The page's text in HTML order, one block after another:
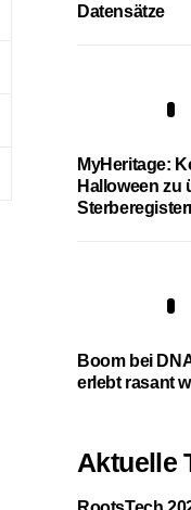
Datensätze
MyHeritage:
Halloween zu
Boom bei
erlebt rasant
Aktuelle